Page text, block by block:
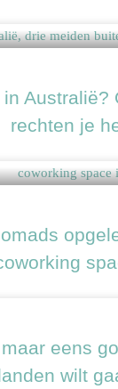
Australië?
rechten je
eens
wilt